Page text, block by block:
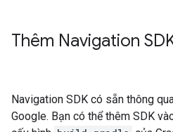
Thêm Navigation
Navigation SDK có sẵn thông
Google. Bạn có thể thêm SDK